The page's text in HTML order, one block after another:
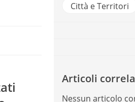
Città e Territori
Articoli
Nessun articolo